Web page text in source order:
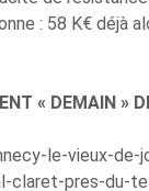
: 58 K€ déjà
« DEMAIN »